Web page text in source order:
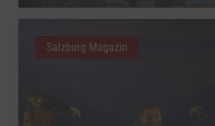
Salzburg Magazin